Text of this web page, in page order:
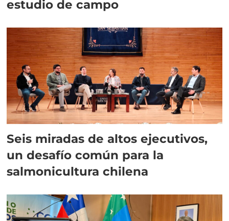
estudio de campo
Seis miradas de altos ejecutivos,
un desafío común para la
salmonicultura chilena